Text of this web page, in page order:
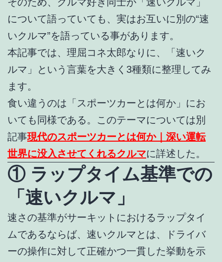
について語っていても、実はお互いに別の“速
いクルマ”を語っている事があります。
本記事では、理屈コネ太郎なりに、「速いク
ルマ」という言葉を大きく3種類に整理してみ
ます。
食い違うのは「スポーツカーとは何か」にお
いても同様である。このテーマについては別
記事現代のスポーツカーとは何か｜深い運転
世界に没入させてくれるクルマに詳述した。
① ラップタイム基準での
「速いクルマ」
速さの基準がサーキットにおけるラップタイ
ムであるならば、速いクルマとは、ドライバ
ーの操作に対して正確かつ一貫した挙動を示